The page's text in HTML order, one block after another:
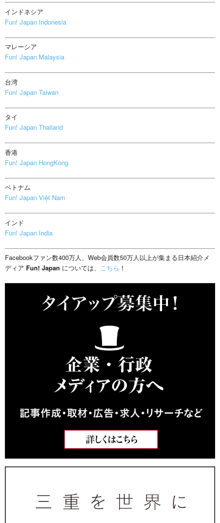
インドネシア
Fun! Japan Indonesia
マレーシア
Fun! Japan Malaysia
台湾
Fun! Japan Taiwan
タイ
Fun! Japan Thailand
香港
Fun! Japan HongKong
ベトナム
Fun! Japan Việt Nam
インド
Fun! Japan India
Facebookファン数400万人、Web会員数50万人以上が集まる日本紹介メ
ディア Fun! Japan については、 こちら ！